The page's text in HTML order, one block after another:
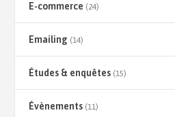
E-commerce (24)
Emailing (14)
Études & enquêtes (15)
Évènements (11)